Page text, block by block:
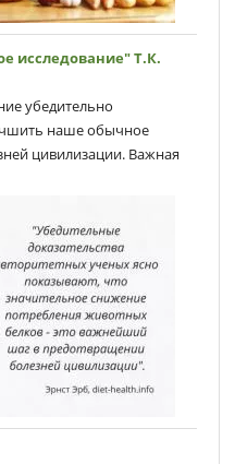
исследование" Т.К.
убедительно
наше обычное
цивилизации. Важная